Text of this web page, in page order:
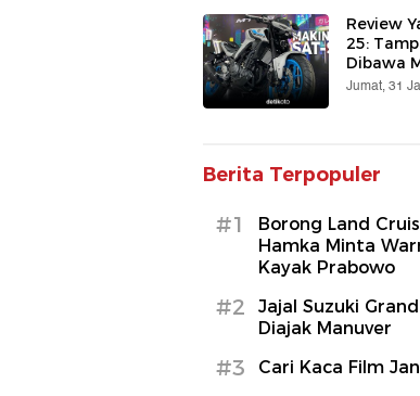
Review
25:
Dibawa
Jumat, 31
Berita Terpopuler
#1
Borong Land
Hamka Minta
Kayak Prabowo
#2
Jajal Suzuki
Diajak Manuver
#3 Cari Kaca Film